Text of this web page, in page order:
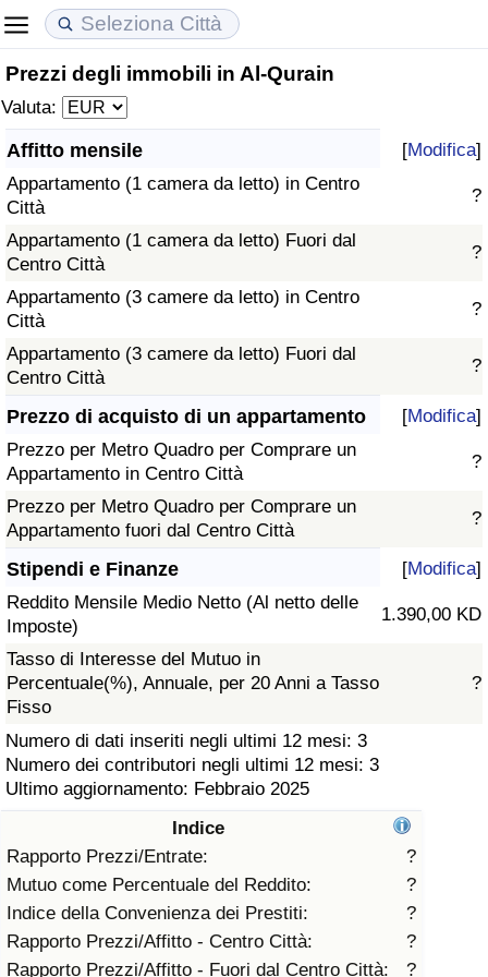
Prezzi degli immobili in Al-Qurain
Valuta:
Affitto mensile [Modifica]
Appartamento (1 camera da letto) in Centro
Città
?
Appartamento (1 camera da letto) Fuori dal
Centro Città
?
Appartamento (3 camere da letto) in Centro
Città
?
Appartamento (3 camere da letto) Fuori dal
Centro Città
?
Prezzo di acquisto di un appartamento [Modifica]
Prezzo per Metro Quadro per Comprare un
Appartamento in Centro Città
?
Prezzo per Metro Quadro per Comprare un
Appartamento fuori dal Centro Città
?
Stipendi e Finanze [Modifica]
Reddito Mensile Medio Netto (Al netto delle
Imposte)
1.390,00 KD
Tasso di Interesse del Mutuo in
Percentuale(%), Annuale, per 20 Anni a Tasso
Fisso
?
Numero di dati inseriti negli ultimi 12 mesi: 3
Numero dei contributori negli ultimi 12 mesi: 3
Ultimo aggiornamento: Febbraio 2025
Indice
Rapporto Prezzi/Entrate:
?
Mutuo come Percentuale del Reddito:
?
Indice della Convenienza dei Prestiti:
?
Rapporto Prezzi/Affitto - Centro Città:
?
Rapporto Prezzi/Affitto - Fuori dal Centro Città:
?
Costo della vita
Indice Del Costo Della Vita (corrente)
Indice Del Costo Della Vita
Indice del Costo della Vita per Nazione
ad Aqaba
Prezzi degli immobili
Indice del Prezzo delle Case (Corrente)
Indice del Prezzo delle Case
Indice del Prezzo delle Case per Nazione
Qualità della Vita
Indice della Qualità della Vita
Indice della Qualità della Vita (Corrente)
Indice della qualità della vita per Paese
Criminalità
Indice del Tasso di Criminalità (Corrente)
Indice della Criminalità
Indice di criminalità per paese
Assistenza Sanitaria
Indice dell’Assistenza Sanitaria (Corrente)
Indice dell’Assistenza Sanitaria
Indice dell’Assistenza Sanitaria per
Nazione
Inquinamento
Indice dell’Inquinamento (Corrente)
Indice di inquinamento
Indice dell’Inquinamento per Nazione